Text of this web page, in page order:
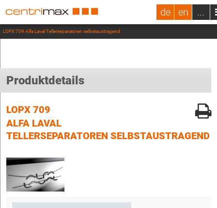
de en ...
LOPX 709 Alfa Laval Tellerseparatoren selbstaustragend
Produktdetails
LOPX 709
ALFA LAVAL
TELLERSEPARATOREN SELBSTAUSTRAGEND